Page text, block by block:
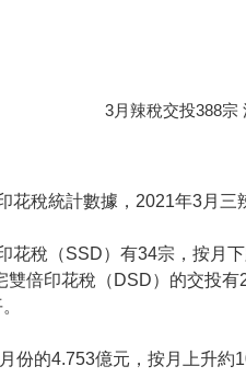
3月辣稅交投388宗
花稅統計數據，2021年3月三
花稅（SSD）有34宗，按月
雙倍印花稅（DSD）的交投
份的4.753億元，按月上升約